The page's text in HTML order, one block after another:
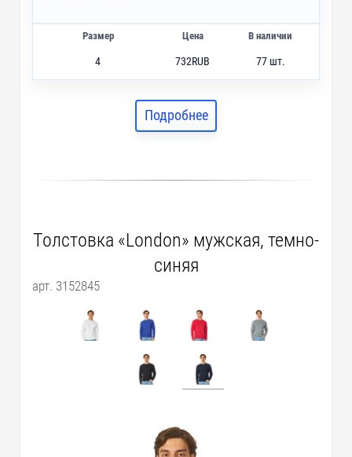
Размер Цена В наличии
4 732RUB
77 шт.
732RUB
732RUB
Подробнее
Толстовка «London» мужская, темно-
синяя
арт. 3152845